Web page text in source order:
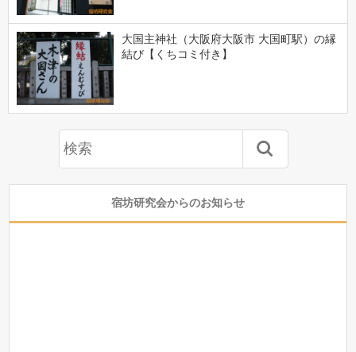
大国主神社（大阪府大阪市 大国町駅）の縁
結び【くちコミ付き】
宿坊研究会からのお知らせ